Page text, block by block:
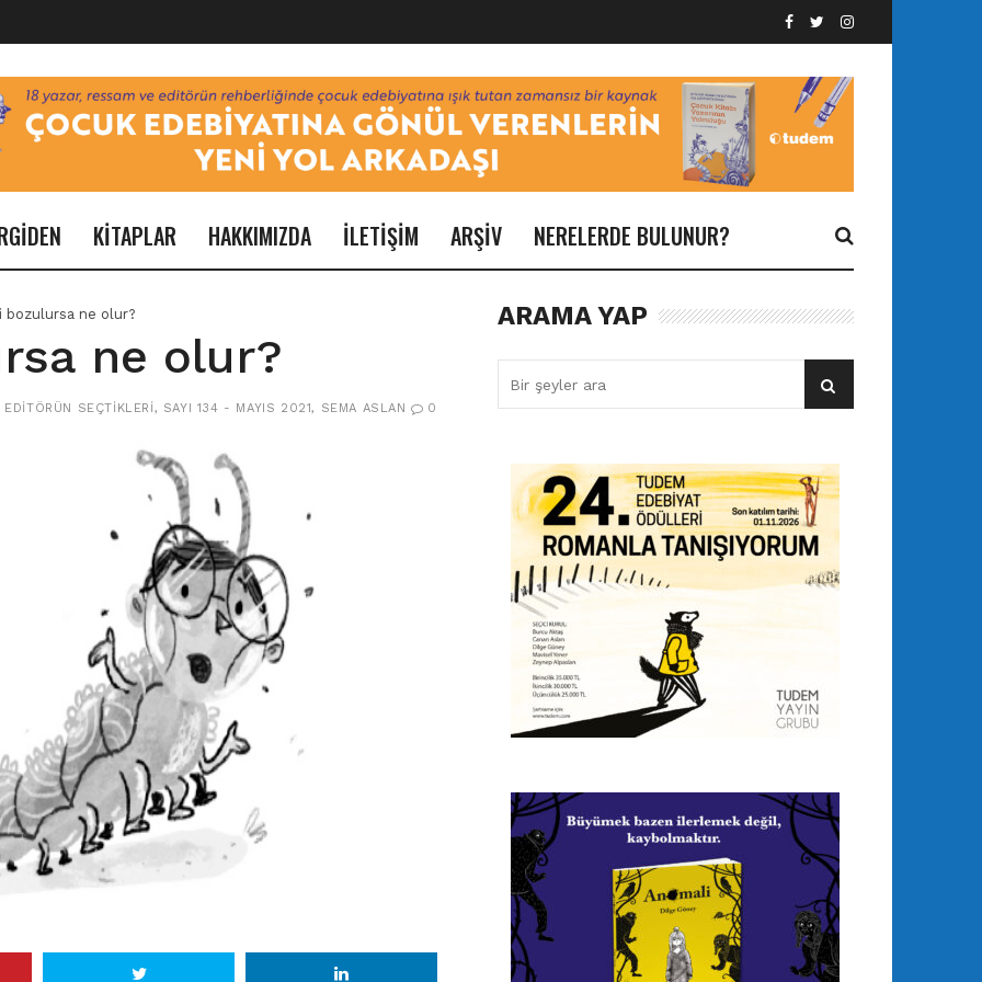
KİTAPLAR HAKKIMIZDA İLETİŞİM ARŞİV NERELERDE BULUNUR?
bozulursa ne olur?
ne olur?
EDITÖRÜN SEÇTIKLERI, SAYI 134 - MAYIS 2021, SEMA ASLAN 0
ARAMA YAP